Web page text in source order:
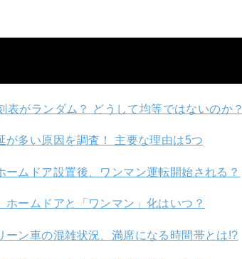
表がランダム？ どうして均等ではないのか？
が多い原因を調査！ 主要な理由は5つ
ームドア設置後、ワンマン運転開始される？
ホームドアと「ワンマン」化はいつ？
ーン車の混雑状況、満席になる時間帯とは!?